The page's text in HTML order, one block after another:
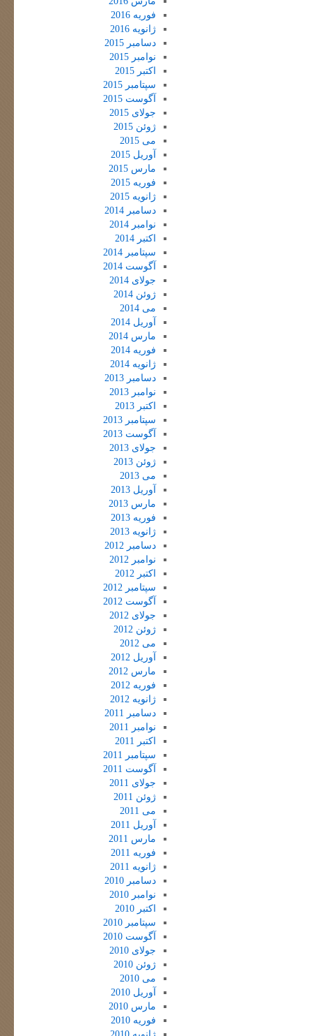
فوریه 2016
ژانویه 2016
دسامبر 2015
نوامبر 2015
اکتبر 2015
سپتامبر 2015
آگوست 2015
جولای 2015
ژوئن 2015
می 2015
آوریل 2015
مارس 2015
فوریه 2015
ژانویه 2015
دسامبر 2014
نوامبر 2014
اکتبر 2014
سپتامبر 2014
آگوست 2014
جولای 2014
ژوئن 2014
می 2014
آوریل 2014
مارس 2014
فوریه 2014
ژانویه 2014
دسامبر 2013
نوامبر 2013
اکتبر 2013
سپتامبر 2013
آگوست 2013
جولای 2013
ژوئن 2013
می 2013
آوریل 2013
مارس 2013
فوریه 2013
ژانویه 2013
دسامبر 2012
نوامبر 2012
اکتبر 2012
سپتامبر 2012
آگوست 2012
جولای 2012
ژوئن 2012
می 2012
آوریل 2012
مارس 2012
فوریه 2012
ژانویه 2012
دسامبر 2011
نوامبر 2011
اکتبر 2011
سپتامبر 2011
آگوست 2011
جولای 2011
ژوئن 2011
می 2011
آوریل 2011
مارس 2011
فوریه 2011
ژانویه 2011
دسامبر 2010
نوامبر 2010
اکتبر 2010
سپتامبر 2010
آگوست 2010
جولای 2010
ژوئن 2010
می 2010
آوریل 2010
مارس 2010
فوریه 2010